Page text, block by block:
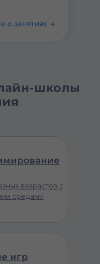
о занятиях ➜
школы
возрастов с
средами
игр